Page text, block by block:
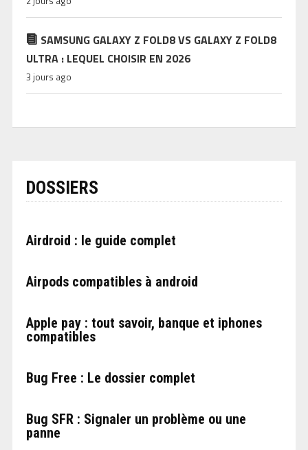
SAMSUNG GALAXY Z FOLD8 VS GALAXY Z FOLD8
ULTRA : LEQUEL CHOISIR EN 2026
3 jours ago
DOSSIERS
Airdroid : le guide complet
Airpods compatibles à android
Apple pay : tout savoir, banque et iphones
compatibles
Bug Free : Le dossier complet
Bug SFR : Signaler un problème ou une
panne